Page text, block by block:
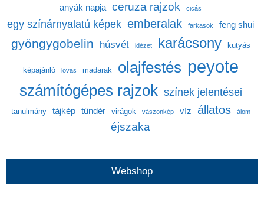
anyák napja ceruza rajzok cicás
egy színárnyalatú képek emberalak farkasok feng shui
gyöngygobelin húsvét idézet karácsony kutyás
képajánló lovas madarak olajfestés peyote
számítógépes rajzok színek jelentései
tanulmány tájkép tündér virágok vászonkép víz állatos álom
éjszaka
Webshop